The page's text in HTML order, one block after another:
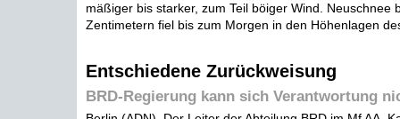
mäßiger bis starker, zum Teil böiger Wind. Neuschnee
Zentimetern fiel bis zum Morgen in den Höhenlagen
Entschiedene Zurückweisung
BRD-Regierung kann sich Verantwortung